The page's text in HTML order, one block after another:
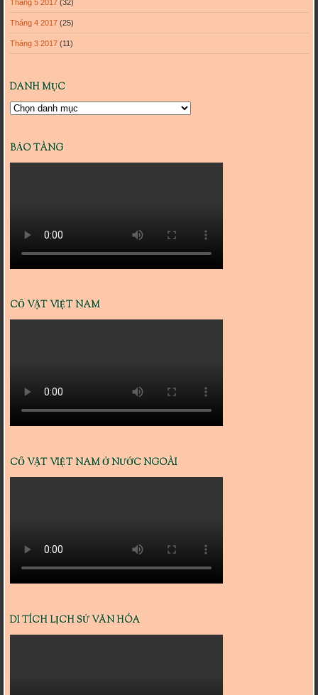
Tháng 5 2017(32)
Tháng 4 2017(25)
Tháng 3 2017(11)
DANH MỤC
Danh
BẢO TÀNG
CỔ VẬT VIỆT NAM
CỔ VẬT VIỆT NAM Ở NƯỚC NGOÀI
DI TÍCH LỊCH SỬ VĂN HÓA